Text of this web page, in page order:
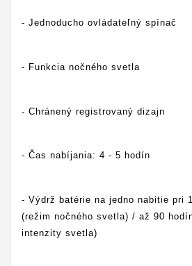
- Jednoducho ovládateľný spínač
- Funkcia nočného svetla
- Chránený registrovaný dizajn
- Čas nabíjania: 4 - 5 hodín
- Výdrž batérie na jedno nabitie pri
(režim nočného svetla) / až 90
intenzity svetla)